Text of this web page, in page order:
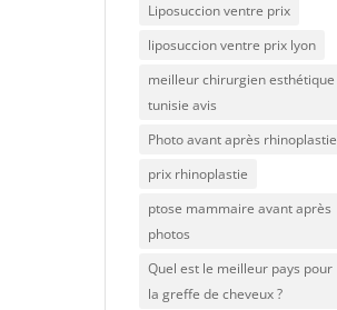
Liposuccion ventre prix
liposuccion ventre prix lyon
meilleur chirurgien esthétique
tunisie avis
Photo avant après rhinoplastie
prix rhinoplastie
ptose mammaire avant après
photos
Quel est le meilleur pays pour
la greffe de cheveux ?